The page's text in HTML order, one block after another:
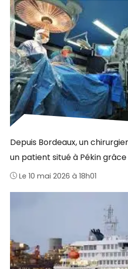
Depuis Bordeaux, un
un patient situé à Pékin
Le 10 mai 2026 à 18h01